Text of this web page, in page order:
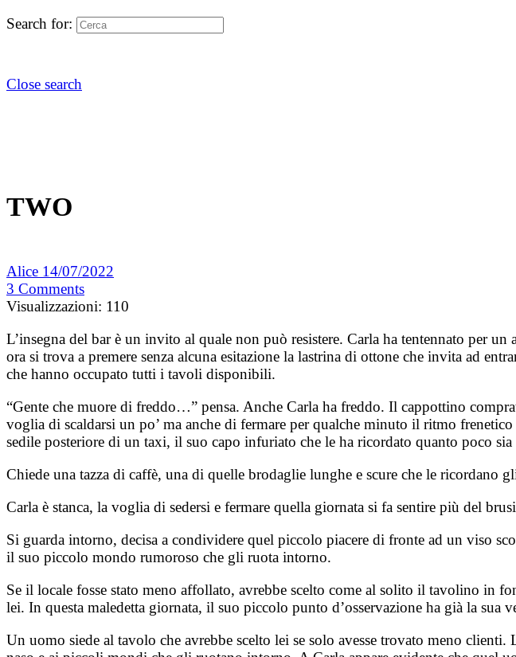
Search for:
Close search
TWO
Alice 14/07/2022
3 Comments
Visualizzazioni: 110
L’insegna del bar è un invito al quale non può resistere. Carla ha tentennato per
ora si trova a premere senza alcuna esitazione la lastrina di ottone che invita ad
che hanno occupato tutti i tavoli disponibili.
“Gente che muore di freddo…” pensa. Anche Carla ha freddo. Il cappottino
voglia di scaldarsi un po’ ma anche di fermare per qualche minuto il ritmo
sedile posteriore di un taxi, il suo capo infuriato che le ha ricordato quanto poco
Chiede una tazza di caffè, una di quelle brodaglie lunghe e scure che le ricordano
Carla è stanca, la voglia di sedersi e fermare quella giornata si fa sentire più del
Si guarda intorno, decisa a condividere quel piccolo piacere di fronte ad un viso
il suo piccolo mondo rumoroso che gli ruota intorno.
Se il locale fosse stato meno affollato, avrebbe scelto come al solito il tavolino in
lei. In questa maledetta giornata, il suo piccolo punto d’osservazione ha già la sua
Un uomo siede al tavolo che avrebbe scelto lei se solo avesse trovato meno